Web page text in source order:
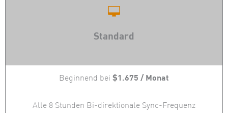
Standard
Beginnend bei $1.675 / Monat
Alle 8 Stunden Bi-direktionale Sync-Frequenz